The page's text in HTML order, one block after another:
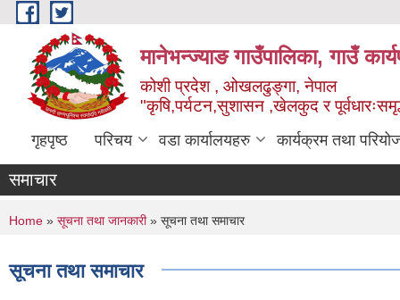
Skip to main content
मानेभन्ज्याङ गाउँपालिका, गाउँ
कोशी प्रदेश , ओखलढुङ्गा, नेपाल
"कृषि,पर्यटन,सुशासन ,खेलकुद र
गृहपृष्ठ परिचय वडा कार्यालयहरु कार्यक्रम तथा
समाचार
You are here
Home » सूचना तथा जानकारी» सूचना तथा समाचार
सूचना तथा समाचार